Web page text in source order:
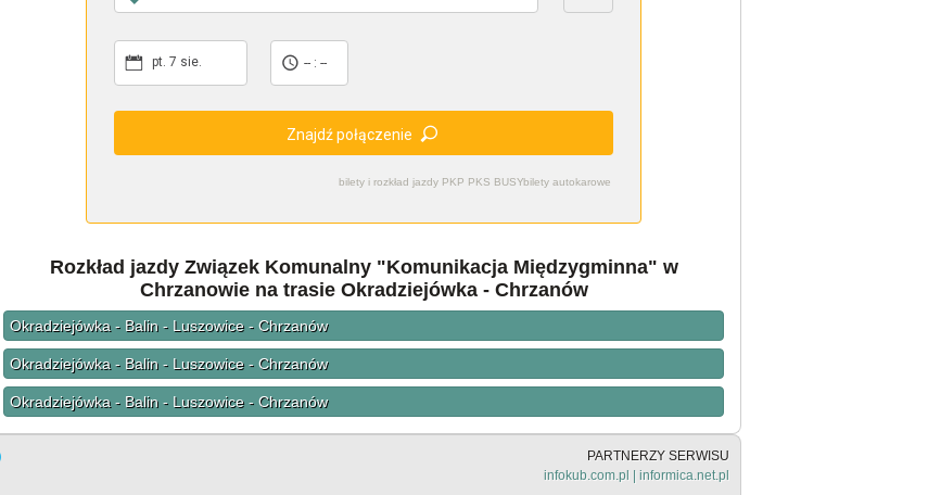
bilety i rozkład jazdy PKP PKS BUSYbilety autokarowe
pt. 7 sie. -- : --
Znajdź połączenie
Rozkład jazdy Związek Komunalny "Komunikacja Międzygminna" w
Chrzanowie na trasie Okradziejówka - Chrzanów
Okradziejówka - Balin - Luszowice - Chrzanów
Okradziejówka - Balin - Luszowice - Chrzanów
Okradziejówka - Balin - Luszowice - Chrzanów
PARTNERZY SERWISU
infokub.com.pl
informica.net.pl